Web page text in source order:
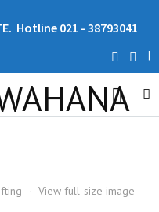
Hotline 021 - 38793041
|
View full-size image